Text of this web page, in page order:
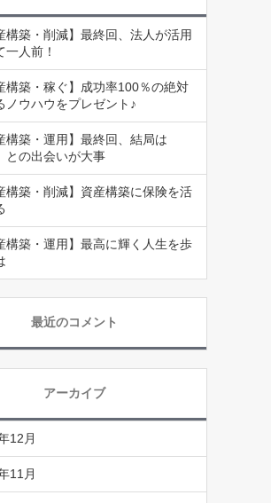
構築・削減】最終回、法人が活用
一人前！
構築・稼ぐ】成功率100％の絶対
ノウハウをプレゼント♪
構築・運用】最終回、結局は
との出会いが大事
構築・削減】資産構築に保険を活
構築・運用】最高に輝く人生を歩
最近のコメント
アーカイブ
12月
11月